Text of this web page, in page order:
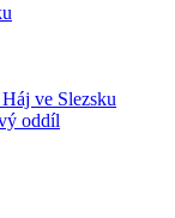
ve Slezsku
oddíl